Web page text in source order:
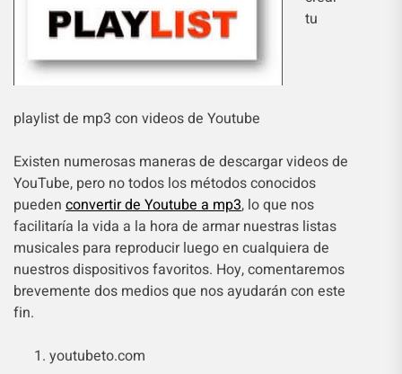
tu
playlist de mp3 con videos de Youtube
Existen numerosas maneras de descargar videos de
YouTube, pero no todos los métodos conocidos
pueden convertir de Youtube a mp3, lo que nos
facilitaría la vida a la hora de armar nuestras listas
musicales para reproducir luego en cualquiera de
nuestros dispositivos favoritos. Hoy, comentaremos
brevemente dos medios que nos ayudarán con este
fin.
youtubeto.com